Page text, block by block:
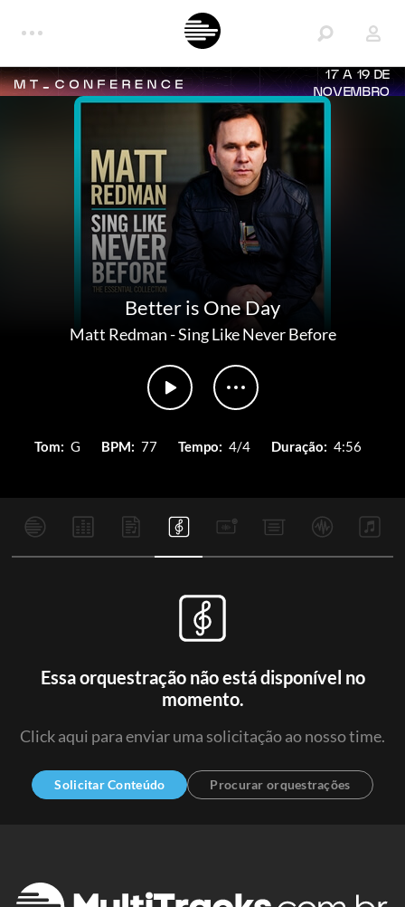
17 A 19 DE
NOVEMBRO
Better is One Day
Matt Redman-Sing Like Never Before
Tom: G BPM: 77 Tempo: 4/4 Duração: 4:56
Essa orquestração não está disponível no
momento.
Click aqui para enviar uma solicitação ao nosso time.
Solicitar Conteúdo Procurar orquestrações